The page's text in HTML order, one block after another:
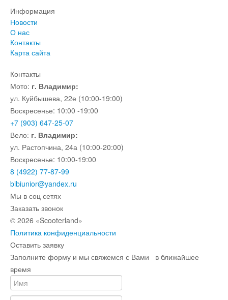
Информация
Новости
О нас
Контакты
Карта сайта
Контакты
Мото: г. Владимир:
ул. Куйбышева, 22е (10:00-19:00)
Воскресенье: 10:00 -19:00
+7 (903) 647-25-07
Вело: г. Владимир:
ул. Растопчина, 24а (10:00-20:00)
Воскресенье: 10:00-19:00
8 (4922) 77-87-99
bibiunior@yandex.ru
Мы в соц сетях
Заказать звонок
© 2026 «Scooterland»
Политика конфиденциальности
Оставить заявку
Заполните форму и мы свяжемся с Вами в ближайшее
время